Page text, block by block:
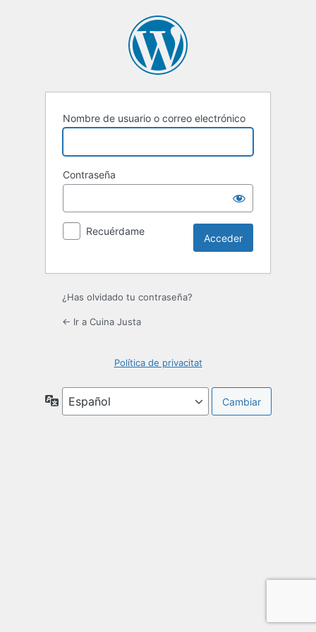
Nombre de usuario o correo electrónico
Contraseña
Recuérdame
¿Has olvidado tu contraseña?
← Ir a Cuina Justa
Política de privacitat
Idioma